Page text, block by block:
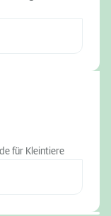
für Kleintiere